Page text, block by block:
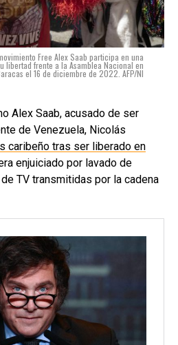
Free Alex Saab participa en una
libertad frente a la Asamblea Nacional en
el 16 de diciembre de 2022. AFP/NI
Alex Saab, acusado de ser
de Venezuela, Nicolás
caribeño tras ser liberado en
enjuiciado por lavado de
TV transmitidas por la cadena